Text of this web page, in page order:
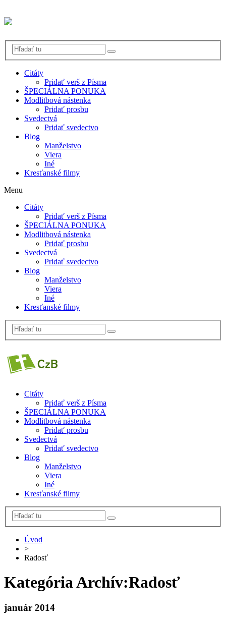
Citáty
Pridať verš z Písma
ŠPECIÁLNA PONUKA
Modlitbová nástenka
Pridať prosbu
Svedectvá
Pridať svedectvo
Blog
Manželstvo
Viera
Iné
Kresťanské filmy
Menu
Citáty
Pridať verš z Písma
ŠPECIÁLNA PONUKA
Modlitbová nástenka
Pridať prosbu
Svedectvá
Pridať svedectvo
Blog
Manželstvo
Viera
Iné
Kresťanské filmy
Citáty
Pridať verš z Písma
ŠPECIÁLNA PONUKA
Modlitbová nástenka
Pridať prosbu
Svedectvá
Pridať svedectvo
Blog
Manželstvo
Viera
Iné
Kresťanské filmy
Úvod
>
Radosť
Kategória Archív:Radosť
január 2014